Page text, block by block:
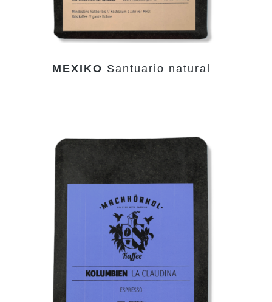
MEXIKO Santuario natural